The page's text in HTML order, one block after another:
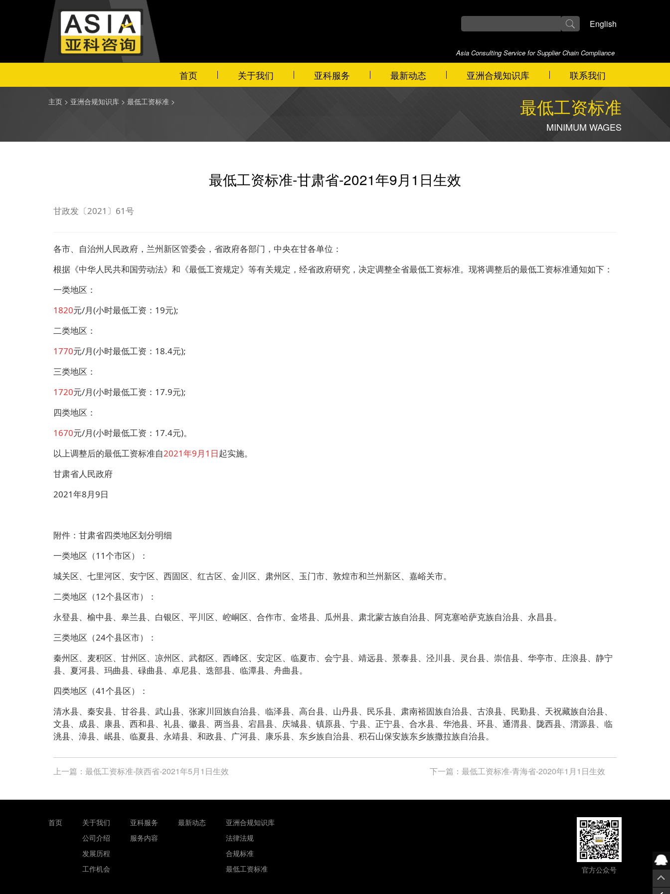
English
Asia Consulting Service for Supplier Chain Compliance
首页 关于我们 亚科服务 最新动态 亚洲合规知识库 联系我们
主页 > 亚洲合规知识库 > 最低工资标准 > 最低工资标准
MINIMUM WAGES
最低工资标准-甘肃省-2021年9月1日生效
甘政发〔2021〕61号
各市、自治州人民政府，兰州新区管委会，省政府各部门，中央在甘各单位：
根据《中华人民共和国劳动法》和《最低工资规定》等有关规定，经省政府研究，决定调整全省最低工资标准。现将调整后的最低工资标准通知如下：
一类地区：
1820元/月(小时最低工资：19元);
二类地区：
1770元/月(小时最低工资：18.4元);
三类地区：
1720元/月(小时最低工资：17.9元);
四类地区：
1670元/月(小时最低工资：17.4元)。
以上调整后的最低工资标准自2021年9月1日起实施。
甘肃省人民政府
2021年8月9日
附件：甘肃省四类地区划分明细
一类地区（11个市区）：
城关区、七里河区、安宁区、西固区、红古区、金川区、肃州区、玉门市、敦煌市和兰州新区、嘉峪关市。
二类地区（12个县区市）：
永登县、榆中县、皋兰县、白银区、平川区、崆峒区、合作市、金塔县、瓜州县、肃北蒙古族自治县、阿克塞哈萨克族自治县、永昌县。
三类地区（24个县区市）：
秦州区、麦积区、甘州区、凉州区、武都区、西峰区、安定区、临夏市、会宁县、靖远县、景泰县、泾川县、灵台县、崇信县、华亭市、庄浪县、静宁
县、夏河县、玛曲县、碌曲县、卓尼县、迭部县、临潭县、舟曲县。
四类地区（41个县区）：
清水县、秦安县、甘谷县、武山县、张家川回族自治县、临泽县、高台县、山丹县、民乐县、肃南裕固族自治县、古浪县、民勤县、天祝藏族自治县、
文县、成县、康县、西和县、礼县、徽县、两当县、宕昌县、庆城县、镇原县、宁县、正宁县、合水县、华池县、环县、通渭县、陇西县、渭源县、临
洮县、漳县、岷县、临夏县、永靖县、和政县、广河县、康乐县、东乡族自治县、积石山保安族东乡族撒拉族自治县。
上一篇： 最低工资标准-陕西省-2021年5月1日生效 下一篇：最低工资标准-青海省-2020年1月1日生效
首页
关于我们
公司介绍
发展历程
工作机会
亚科服务
服务内容
最新动态
亚洲合规知识库
法律法规
合规标准
最低工资标准
官方公众号